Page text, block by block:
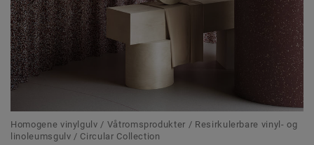
Homogene vinylgulv / Våtromsprodukter / Resirkulerbare vinyl- og
linoleumsgulv / Circular Collection